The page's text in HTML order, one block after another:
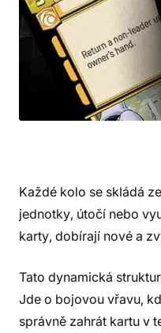
Každé kolo se skládá
jednotky, útočí nebo
karty, dobírají nové a
Tato dynamická
Jde o bojovou vřavu,
správně zahrát kartu v